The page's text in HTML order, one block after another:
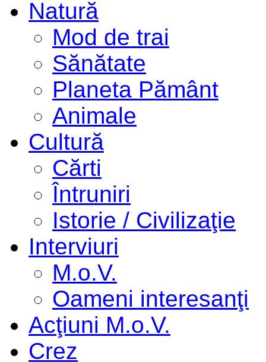
Natură
Mod de trai
Sănătate
Planeta Pământ
Animale
Cultură
Cărti
Întruniri
Istorie / Civilizaţie
Interviuri
M.o.V.
Oameni interesanţi
Acţiuni M.o.V.
Crez